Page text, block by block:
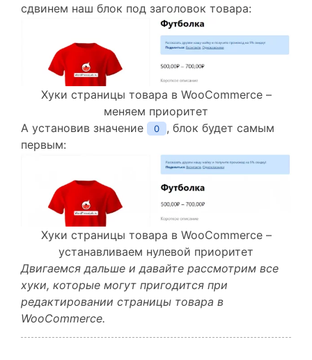
сдвинем наш блок под заголовок товара:
Хуки страницы товара в WooCommerce –
меняем приоритет
А установив значение
0
, блок будет самым
первым:
Хуки страницы товара в WooCommerce –
устанавливаем нулевой приоритет
Двигаемся дальше и давайте рассмотрим все
хуки, которые могут пригодится при
редактировании страницы товара в
WooCommerce.